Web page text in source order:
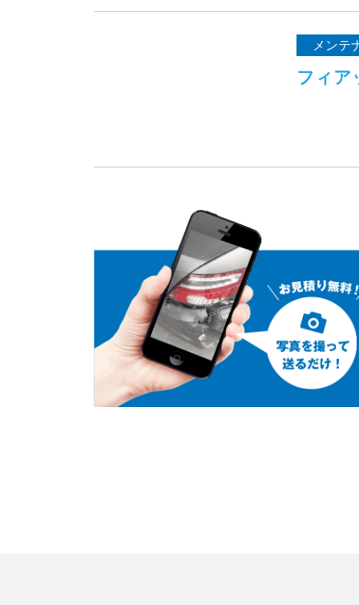
メンテ
フィ